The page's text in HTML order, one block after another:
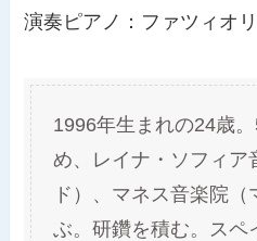
演奏ピアノ：ファツィオリ
1996年生まれの24歳
め、レイナ・ソフィア
ド）、マネス音楽院
ぶ。研鑽を積む。スペ